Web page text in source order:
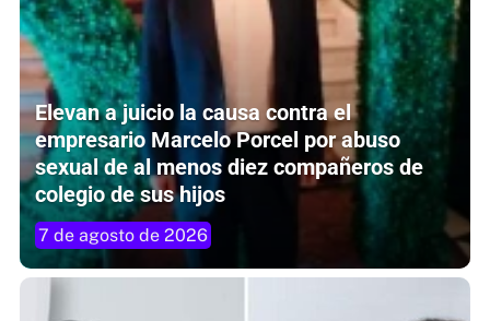
Elevan a juicio la causa contra el
empresario Marcelo Porcel por abuso
sexual de al menos diez compañeros de
colegio de sus hijos
7 de agosto de 2026